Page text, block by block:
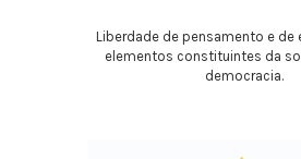
Liberdade de pensamento e de
elementos constituintes da
democracia.